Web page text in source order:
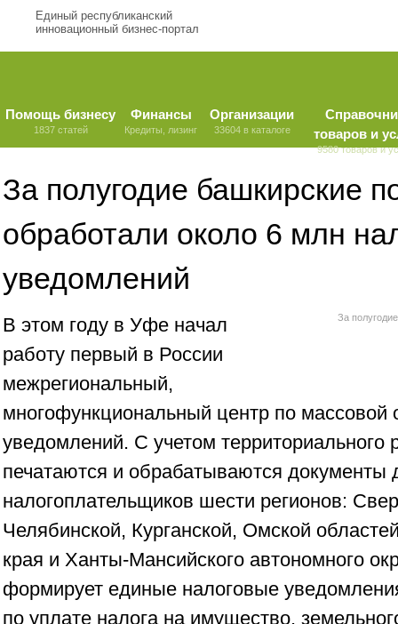
Единый республиканский
инновационный бизнес-портал
Помощь бизнесу
1837 статей
Финансы
Кредиты, лизинг
Организации
33604 в каталоге
товаров и
9580 товаров и
За полугодие башкирские
обработали около 6 млн
уведомлений
За
В этом году в Уфе начал
работу первый в России
межрегиональный,
многофункциональный центр по массовой
уведомлений. С учетом территориального
печатаются и обрабатываются документы
налогоплательщиков шести регионов:
Челябинской, Курганской, Омской
края и Ханты-Мансийского автономного
формирует единые налоговые
по уплате налога на имущество,